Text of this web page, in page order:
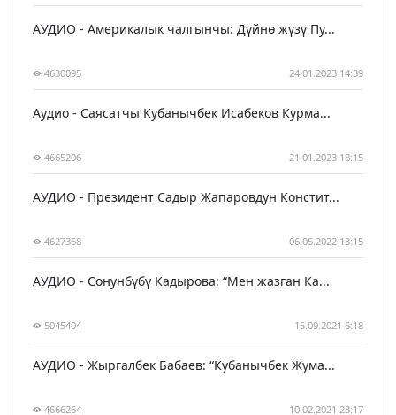
АУДИО - Америкалык чалгынчы: Дүйнө жүзү Пу...
4630095 24.01.2023 14:39
Аудио - Саясатчы Кубанычбек Исабеков Курма...
4665206 21.01.2023 18:15
АУДИО - Президент Садыр Жапаровдун Констит...
4627368 06.05.2022 13:15
АУДИО - Сонунбүбү Кадырова: “Мен жазган Ка...
5045404 15.09.2021 6:18
АУДИО - Жыргалбек Бабаев: “Кубанычбек Жума...
4666264 10.02.2021 23:17